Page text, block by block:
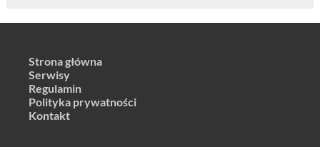
Strona główna
Serwisy
Regulamin
Polityka prywatności
Kontakt